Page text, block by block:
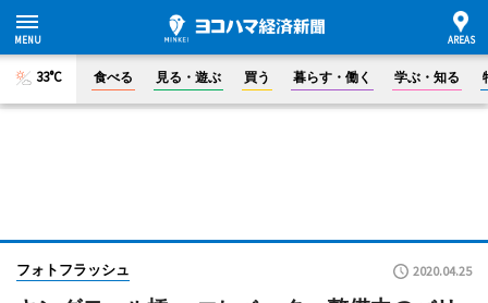
33°C 食べる 見る・遊ぶ 買う 暮らす・働く 学ぶ・知る
フォトフラッシュ 2020.04.25